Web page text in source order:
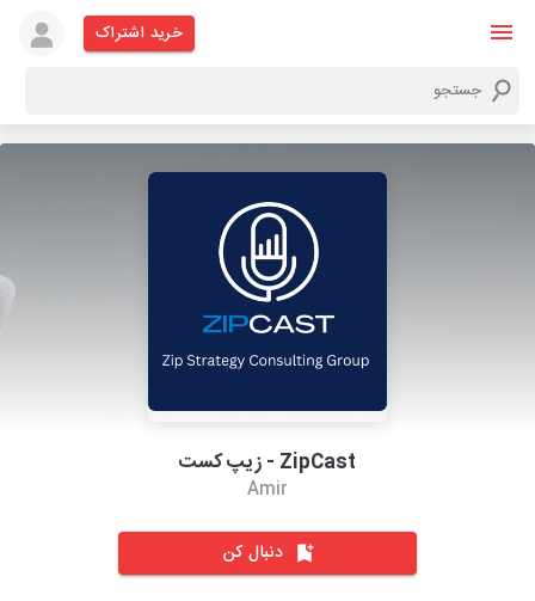
خرید اشتراک
ZipCast - زیپ کست
Amir
دنبال کن